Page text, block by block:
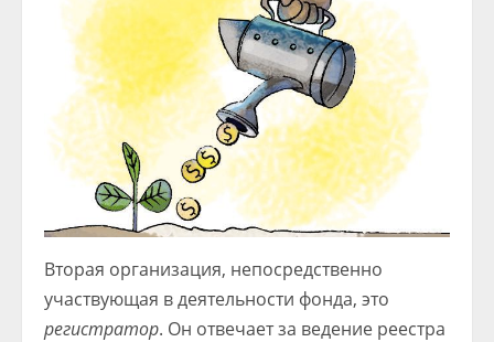
Вторая организация, непосредственно
участвующая в деятельности фонда, это
регистратор. Он отвечает за ведение реестра